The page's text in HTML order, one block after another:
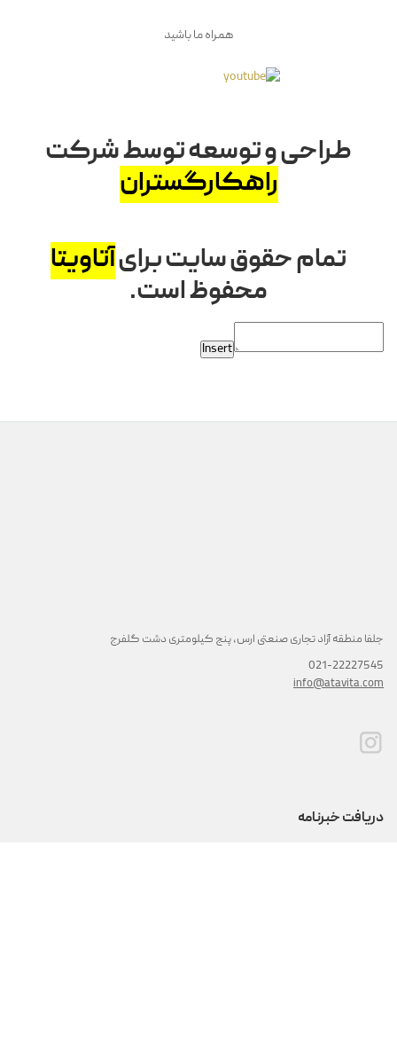
همراه ما باشید
طراحی و توسعه توسط شرکت
راهکارگستران
تمام حقوق سایت برایآتاویتا
محفوظ است.
Insert
جلفا منطقه آزاد تجاری صنعتی ارس, پنج کیلومتری دشت گلفرج
021-22227545
info@atavita.com
دریافت خبرنامه